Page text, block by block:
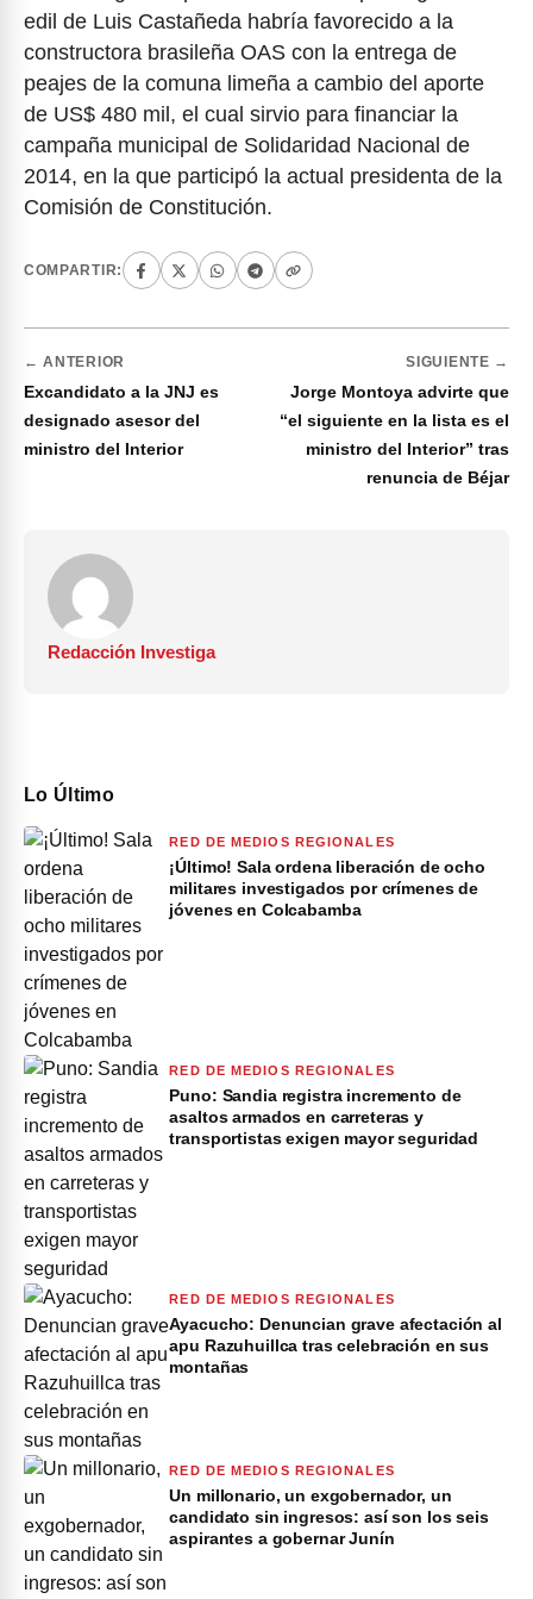
edil de Luis Castañeda habría favorecido a la
constructora brasileña OAS con la entrega de
peajes de la comuna limeña a cambio del aporte
de US$ 480 mil, el cual sirvio para financiar la
campaña municipal de Solidaridad Nacional de
2014, en la que participó la actual presidenta de la
Comisión de Constitución.
COMPARTIR:
← ANTERIOR
Excandidato a la JNJ es
designado asesor del
ministro del Interior
SIGUIENTE →
Jorge Montoya advirte que
“el siguiente en la lista es el
ministro del Interior” tras
renuncia de Béjar
Redacción Investiga
Lo Último
RED DE MEDIOS REGIONALES
¡Último! Sala ordena liberación de ocho
militares investigados por crímenes de
jóvenes en Colcabamba
RED DE MEDIOS REGIONALES
Puno: Sandia registra incremento de
asaltos armados en carreteras y
transportistas exigen mayor seguridad
RED DE MEDIOS REGIONALES
Ayacucho: Denuncian grave afectación al
apu Razuhuillca tras celebración en sus
montañas
RED DE MEDIOS REGIONALES
Un millonario, un exgobernador, un
candidato sin ingresos: así son los seis
aspirantes a gobernar Junín